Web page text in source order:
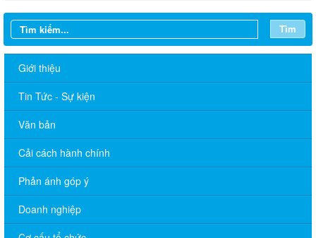
Tìm
Giới thiệu
Tin Tức - Sự kiện
Văn bản
Cải cách hành chính
Phản ánh góp ý
Doanh nghiệp
Thông báo lịch tắt sóng 2G của Viettel trên địa bàn phường